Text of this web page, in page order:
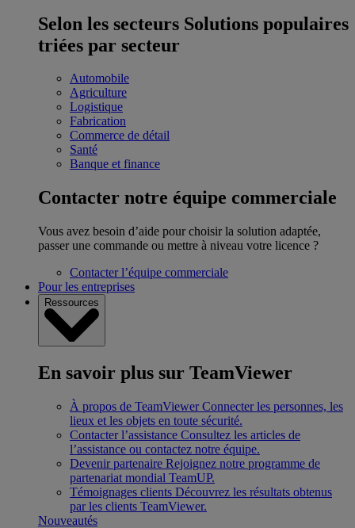
Selon les secteurs Solutions populaires
triées par secteur
Automobile
Agriculture
Logistique
Fabrication
Commerce de détail
Santé
Banque et finance
Contacter notre équipe commerciale
Vous avez besoin d’aide pour choisir la solution adaptée,
passer une commande ou mettre à niveau votre licence ?
Contacter l’équipe commerciale
Pour les entreprises
Ressources
En savoir plus sur TeamViewer
À propos de TeamViewer Connecter les personnes, les
lieux et les objets en toute sécurité.
Contacter l’assistance Consultez les articles de
l’assistance ou contactez notre équipe.
Devenir partenaire Rejoignez notre programme de
partenariat mondial TeamUP.
Témoignages clients Découvrez les résultats obtenus
par les clients TeamViewer.
Nouveautés